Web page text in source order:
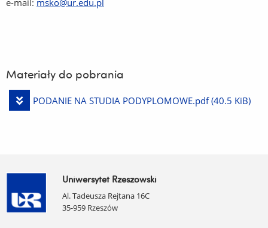
e-mail: msko@ur.edu.pl
Materiały do pobrania
Pobierz
PODANIE NA STUDIA PODYPLOMOWE.pdf (40.5 KiB)
Uniwersytet Rzeszowski
Al. Tadeusza Rejtana 16C
35-959 Rzeszów